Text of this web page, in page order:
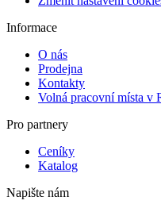
Informace
O nás
Prodejna
Kontakty
Volná pracovní místa v
Pro partnery
Ceníky
Katalog
Napište nám